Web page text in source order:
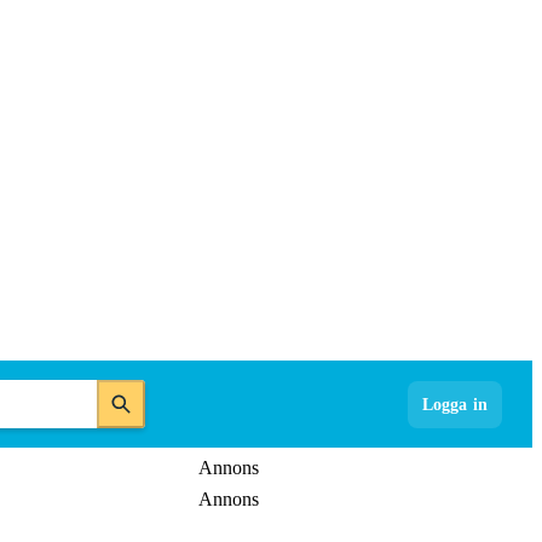
Logga in
Annons
Annons